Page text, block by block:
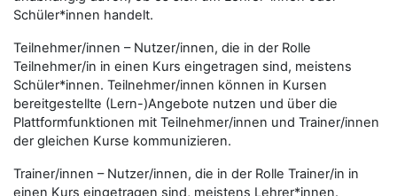
Schüler*innen handelt.
Teilnehmer/innen – Nutzer/innen, die in der Rolle
Teilnehmer/in in einen Kurs eingetragen sind, meistens
Schüler*innen. Teilnehmer/innen können in Kursen
bereitgestellte (Lern-)Angebote nutzen und über die
Plattformfunktionen mit Teilnehmer/innen und Trainer/innen
der gleichen Kurse kommunizieren.
Trainer/innen – Nutzer/innen, die in der Rolle Trainer/in in
einen Kurs eingetragen sind, meistens Lehrer*innen.